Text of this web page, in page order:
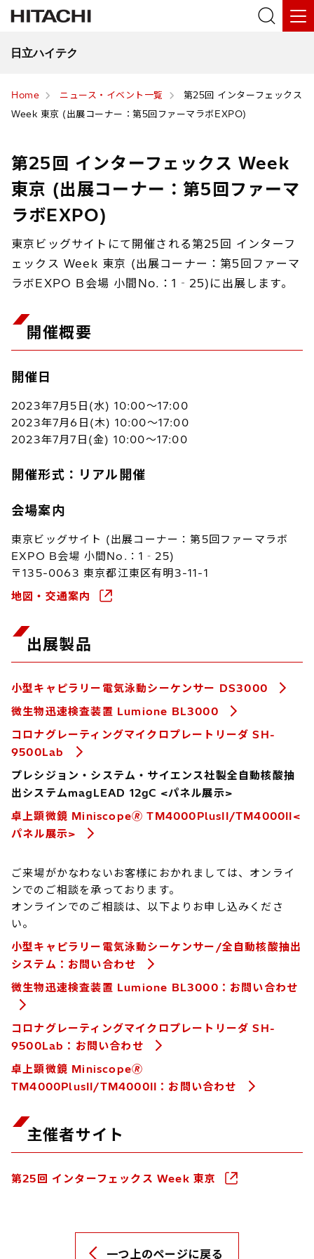
日立ハイテク
Home ニュース・イベント一覧
第25回 インターフェックス
Week 東京 (出展コーナー：第5回ファーマラボEXPO)
第25回 インターフェックス Week
東京 (出展コーナー：第5回ファーマ
ラボEXPO)
東京ビッグサイトにて開催される第25回 インターフ
ェックス Week 東京 (出展コーナー：第5回ファーマ
ラボEXPO B会場 小間No.：1‐25)に出展します。
開催概要
開催日
2023年7月5日(水) 10:00～17:00
2023年7月6日(木) 10:00～17:00
2023年7月7日(金) 10:00～17:00
開催形式：リアル開催
会場案内
東京ビッグサイト (出展コーナー：第5回ファーマラボ
EXPO B会場 小間No.：1‐25)
〒135-0063 東京都江東区有明3-11-1
地図・交通案内
出展製品
小型キャピラリー電気泳動シーケンサー DS3000
微生物迅速検査装置 Lumione BL3000
コロナグレーティングマイクロプレートリーダ SH-
9500Lab
プレシジョン・システム・サイエンス社製全自動核酸抽
出システムmagLEAD 12gC <パネル展示>
卓上顕微鏡 Miniscope🄬 TM4000PlusII/TM4000II<
パネル展示>
ご来場がかなわないお客様におかれましては、オンライ
ンでのご相談を承っております。
オンラインでのご相談は、以下よりお申し込みくださ
い。
小型キャピラリー電気泳動シーケンサー/全自動核酸抽出
システム：お問い合わせ
微生物迅速検査装置 Lumione BL3000：お問い合わせ
コロナグレーティングマイクロプレートリーダ SH-
9500Lab：お問い合わせ
卓上顕微鏡 Miniscope🄬
TM4000PlusII/TM4000II：お問い合わせ
主催者サイト
第25回 インターフェックス Week 東京
一つ上のページに戻る